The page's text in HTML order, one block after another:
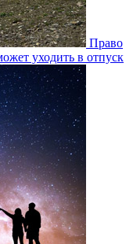
Право
уходить в отпуск